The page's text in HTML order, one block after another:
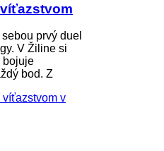
prvý duel
V Žiline si
bojuje
bod. Z